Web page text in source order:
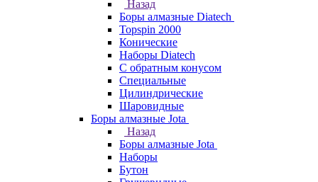
Назад
Боры алмазные Diatech
Topspin 2000
Конические
Наборы Diatech
С обратным конусом
Специальные
Цилиндрические
Шаровидные
Боры алмазные Jota
Назад
Боры алмазные Jota
Наборы
Бутон